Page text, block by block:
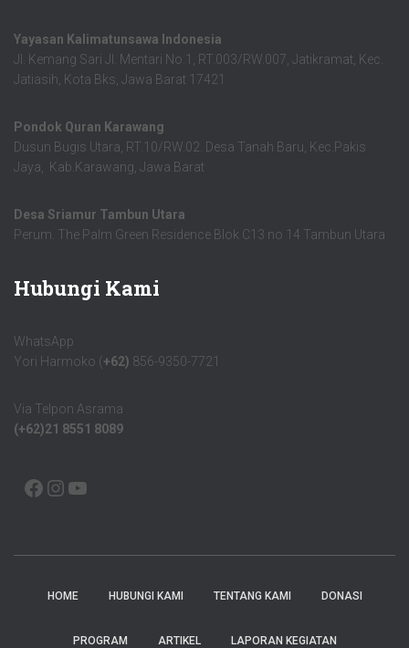
Yayasan Kalimatunsawa Indonesia
Jl. Kemang Sari Jl. Mentari No.1, RT.003/RW.007, Jatikramat, Kec.
Jatiasih, Kota Bks, Jawa Barat 17421
Pondok Quran Karawang
Dusun Bugis Utara, RT.10/RW.02. Desa Tanah Baru, Kec.Pakis
Jaya, Kab.Karawang, Jawa Barat
Desa Sriamur Tambun Utara
Perum. The Palm Green Residence Blok C13 no 14 Tambun Utara
Hubungi Kami
WhatsApp
Yori Harmoko (+62) 856-9350-7721
Via Telpon Asrama
(+62)21 8551 8089
HOME HUBUNGI KAMI TENTANG KAMI DONASI
PROGRAM ARTIKEL LAPORAN KEGIATAN